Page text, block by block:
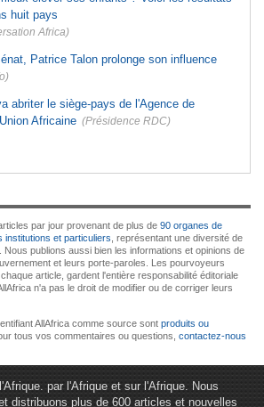
huit pays
Africa)
Patrice Talon prolonge son influence
abriter le siège-pays de l'Agence de
Africaine (Présidence RDC)
par jour provenant de plus de 90 organes de
institutions et particuliers , représentant une diversité de
publions aussi bien les informations et opinions de
et leurs porte-paroles. Les pourvoyeurs
article, gardent l'entière responsabilité éditoriale
n'a pas le droit de modifier ou de corriger leurs
AllAfrica comme source sont produits ou
tous vos commentaires ou questions, contactez-nous
par l'Afrique et sur l'Afrique. Nous
distribuons plus de 600 articles et nouvelles